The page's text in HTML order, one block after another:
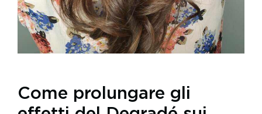
Come prolungare gli